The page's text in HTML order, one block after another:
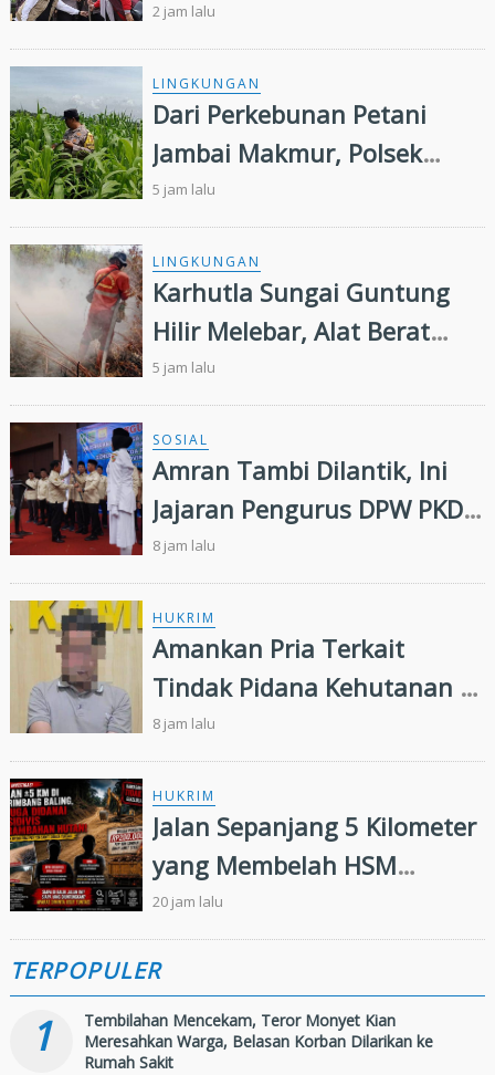
Panipahan, Salurkan
Bantuan dan Layanan
Kesehatan
2 jam lalu
LINGKUNGAN
Dari Perkebunan Petani
Jambai Makmur, Polsek
Kandis Kembangkan
Swasembada Pangan
Nasional
5 jam lalu
LINGKUNGAN
Karhutla Sungai Guntung
Hilir Melebar, Alat Berat
Tambahan dan Heli Water
Bombing Dikerahkan
5 jam lalu
SOSIAL
Amran Tambi Dilantik, Ini
Jajaran Pengurus DPW PKDP
Riau 2026-2031
8 jam lalu
HUKRIM
Amankan Pria Terkait
Tindak Pidana Kehutanan di
Kampar Kiri, Polisi Temukan
Puluhan Butir Ekstasi
8 jam lalu
HUKRIM
Jalan Sepanjang 5 Kilometer
yang Membelah HSM
Rimbang Baling Diduga
Didanai Residivis
Perambahan Hutan
20 jam lalu
TERPOPULER
1
Tembilahan Mencekam, Teror Monyet Kian
Meresahkan Warga, Belasan Korban Dilarikan ke
Rumah Sakit